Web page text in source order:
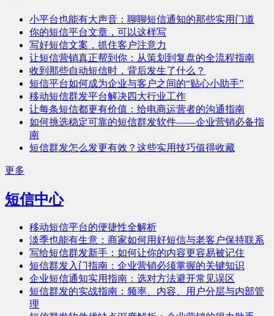
小平台也能有大声音：聊聊短信通知的那些实用门道
你的短信平台文章，可以这样写
写好短信文案，抓住客户注意力
让短信营销真正帮到你：从策划到复盘的全流程指南
收到那些自动短信时，背后发生了什么？
短信平台如何成为企业与客户之间的“贴心小助手”
移动短信群发平台解决四大行业工作
让每条短信都更有价值：给电商运营者的沟通指南
如何挑选稳定可靠的短信群发软件——企业营销必备指
南
短信群发怎么发更有效？这些实用技巧值得收藏
更多
短信中心
移动短信平台的便捷性全解析
淡季也能有生意：商家如何用好短信与老客户保持联系
写给短信群发新手：如何让你的内容更容易被记住
短信群发入门指南：企业营销必须掌握的关键知识
企业短信通知实用指南：选对方法避开常见误区
短信群发的实战指南：频率、内容、用户分层与内部管
理